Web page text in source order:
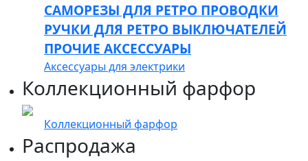
САМОРЕЗЫ ДЛЯ РЕТРО ПРОВОДКИ
РУЧКИ ДЛЯ РЕТРО ВЫКЛЮЧАТЕЛЕЙ
ПРОЧИЕ АКСЕССУАРЫ
Аксессуары для электрики
Коллекционный фарфор
Коллекционный фарфор
Распродажа